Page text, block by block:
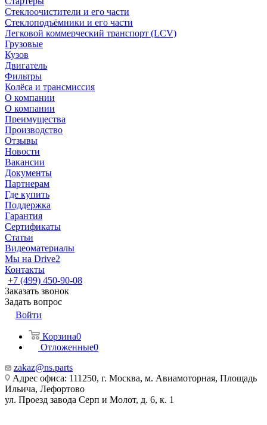
Стеклоочистители и его части
Стеклоподъёмники и его части
Легковой коммерческий транспорт (LCV)
Грузовые
Кузов
Двигатель
Фильтры
Колёса и трансмиссия
О компании
О компании
Преимущества
Производство
Отзывы
Новости
Вакансии
Документы
Партнерам
Где купить
Поддержка
Гарантия
Сертификаты
Статьи
Видеоматериалы
Мы на Drive2
Контакты
+7 (499) 450-90-08
Заказать звонок
Задать вопрос
Войти
Корзина0
Отложенные0
zakaz@ns.parts
Адрес офиса: 111250, г. Москва, м. Авиамоторная, Площадь
Ильича, Лефортово
ул. Проезд завода Серп и Молот, д. 6, к. 1